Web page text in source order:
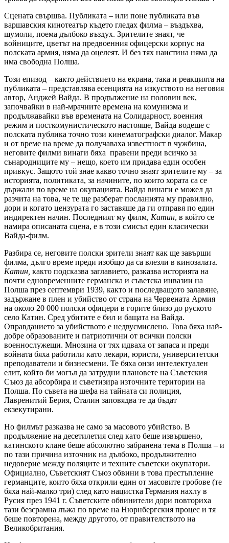
Сцената свършва. Публиката – или поне публиката във
варшавския кинотеатър където гледах филма – въздъхва,
шумоли, поема дълбоко въздух. Зрителите знаят, че
войниците, цветът на предвоенния офицерски корпус на
полската армия, няма да оцелеят. И без тях наистина няма да
има свободна Полша.
Този епизод – както действието на екрана, така и реакцията на
публиката – представлява есенцията на изкуството на неговия
автор, Анджей Вайда. В продължение на половин век,
започвайки в най-мрачните времена на комунизма и
продължавайки във времената на Солидарност, военния
режим и посткомунистическото настояще, Вайда водеше с
полската публика точно този кинематографски диалог. Макар
и от време на време да получаваха известност в чужбина,
неговите филми винаги бяха правени преди всичко за
сънародниците му – нещо, което им придава един особен
привкус. Защото той знае какво точно знаят зрителите му – за
историята, политиката, за начините, по които хората са се
държали по време на окупацията. Вайда винаги е можел да
разчита на това, че те ще разберат посланията му правилно,
дори и когато цензурата го заставяше да ги отправя по един
индиректен начин. Последният му филм, Катин, в който се
намира описаната сцена, е в този смисъл един класически
Вайда-филм.
Разбира се, неговите полски зрители знаят как ще завърши
филма, дълго време преди изобщо да са влезли в кинозалата.
Катин, както подсказва заглавието, разказва историята на
почти едновременните германска и съветска инвазии на
Полша през септември 1939, както и последващото залавяне,
задържане в плен и убийство от страна на Червената Армия
на около 20 000 полски офицери в горите близо до руското
село Катин. Сред убитите е бил и бащата на Вайда.
Оправданието за убийството е недвусмислено. Това бяха най-
добре образованите и патриотични от всички полски
военнослужещи. Мнозина от тях идваха от запаса и преди
войната бяха работили като лекари, юристи, университетски
преподаватели и бизнесмени. Те бяха онзи интелектуален
елит, който би могъл да затрудни плановете на Съветския
Съюз да абсорбира и съветизира източните територии на
Полша. По съвета на шефа на тайната си полиция,
Лавренитий Берия, Сталин заповядва те да бъдат
екзекутирани.
Но филмът разказва не само за масовото убийство. В
продължение на десетилетия след като беше извършено,
катинското клане беше абсолютно забранена тема в Полша – и
по тази причина източник на дълбоко, продължително
недоверие между поляците и техните съветски окупатори.
Официално, Съветският Съюз обвини в това престъпление
германците, които бяха открили един от масовите гробове (те
бяха най-малко три) след като нацистка Германия нахлу в
Русия през 1941 г. Съветските обвинители дори повториха
тази безсрамна лъжа по време на Нюрнбергския процес и тя
беше повторена, между другото, от правителството на
Великобритания.